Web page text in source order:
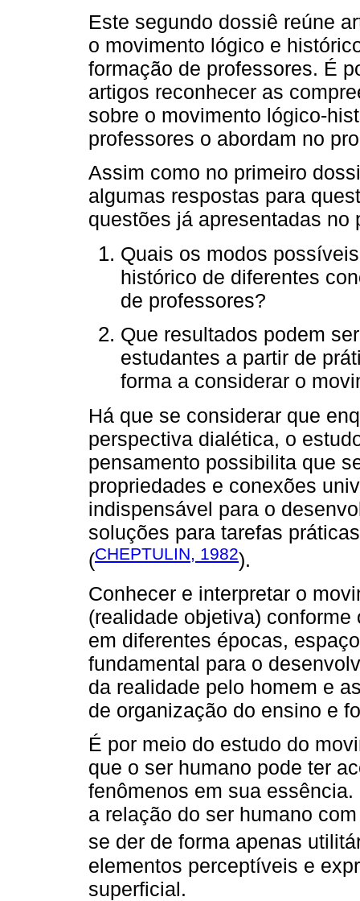
Este segundo dossiê reúne
o movimento lógico e
formação de professores. É
artigos reconhecer as
sobre o movimento lógico-
professores o abordam no
Assim como no primeiro
algumas respostas para
questões já apresentadas
Quais os modos
histórico de diferentes
de professores?
Que resultados podem
estudantes a partir de
forma a considerar o
Há que se considerar que
perspectiva dialética, o
pensamento possibilita que
propriedades e conexões
indispensável para o
soluções para tarefas
(CHEPTULIN, 1982).
Conhecer e interpretar o
(realidade objetiva)
em diferentes épocas,
fundamental para o
da realidade pelo homem e
de organização do ensino e
É por meio do estudo do
que o ser humano pode ter
fenômenos em sua
a relação do ser humano
se der de forma apenas
elementos perceptíveis e
superficial.